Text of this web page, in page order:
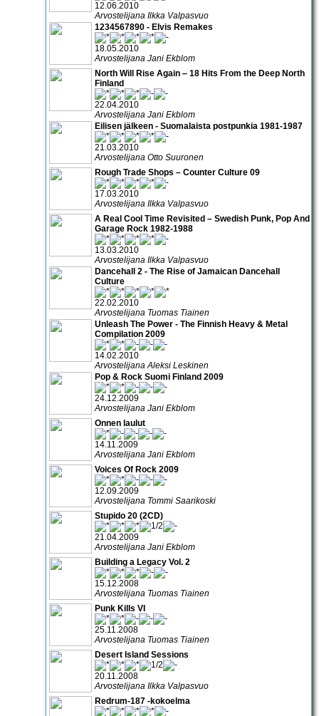
12.06.2010
Arvostelijana Ilkka Valpasvuo
1234567890 - Elvis Remakes
18.05.2010
Arvostelijana Jani Ekblom
North Will Rise Again ‒ 18 Hits From the Deep North
Finland
22.04.2010
Arvostelijana Jani Ekblom
Eilisen jälkeen - Suomalaista postpunkia 1981-1987
21.03.2010
Arvostelijana Otto Suuronen
Rough Trade Shops – Counter Culture 09
17.03.2010
Arvostelijana Ilkka Valpasvuo
A Real Cool Time Revisited – Swedish Punk, Pop And
Garage Rock 1982-1988
13.03.2010
Arvostelijana Ilkka Valpasvuo
Dancehall 2 - The Rise of Jamaican Dancehall
Culture
22.02.2010
Arvostelijana Tuomas Tiainen
Unleash The Power - The Finnish Heavy & Metal
Compilation 2009
14.02.2010
Arvostelijana Aleksi Leskinen
Pop & Rock Suomi Finland 2009
24.12.2009
Arvostelijana Jani Ekblom
Onnen laulut
14.11.2009
Arvostelijana Jani Ekblom
Voices Of Rock 2009
12.09.2009
Arvostelijana Tommi Saarikoski
Stupido 20 (2CD)
21.04.2009
Arvostelijana Jani Ekblom
Building a Legacy Vol. 2
15.12.2008
Arvostelijana Tuomas Tiainen
Punk Kills VI
25.11.2008
Arvostelijana Tuomas Tiainen
Desert Island Sessions
20.11.2008
Arvostelijana Ilkka Valpasvuo
Redrum-187 -kokoelma